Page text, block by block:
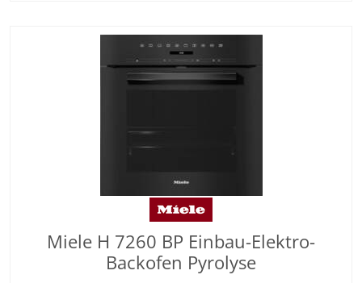
Miele H 7260 BP Einbau-Elektro-
Backofen Pyrolyse